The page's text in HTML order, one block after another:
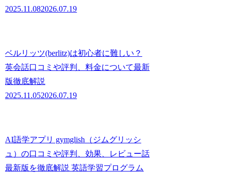
2025.11.082026.07.19
ベルリッツ(berlitz)は初心者に難しい？
英会話口コミや評判、料金について最新
版徹底解説
2025.11.052026.07.19
AI語学アプリ gymglish（ジムグリッシ
ュ）の口コミや評判、効果、レビュー話
最新版を徹底解説 英語学習プログラム